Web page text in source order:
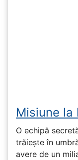
Misiune
O echipă
trăiește în
avere de un